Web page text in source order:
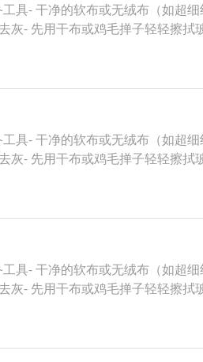
具- 干净的软布或无绒布（如超
- 先用干布或鸡毛掸子轻轻擦拭
具- 干净的软布或无绒布（如超
- 先用干布或鸡毛掸子轻轻擦拭
具- 干净的软布或无绒布（如超
- 先用干布或鸡毛掸子轻轻擦拭